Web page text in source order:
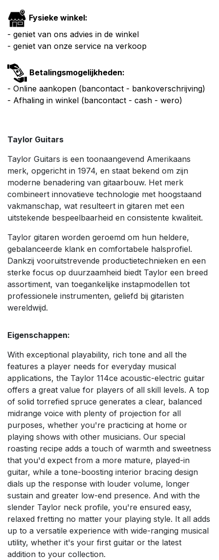
Fysieke winkel:
- geniet van ons advies in de winkel
- geniet van onze service na verkoop
Betalingsmogelijkheden:
- Online aankopen (bancontact - bankoverschrijving)
- Afhaling in winkel (bancontact - cash - wero)
Taylor Guitars
Taylor Guitars is een toonaangevend Amerikaans
merk, opgericht in 1974, en staat bekend om zijn
moderne benadering van gitaarbouw. Het merk
combineert innovatieve technologie met hoogstaand
vakmanschap, wat resulteert in gitaren met een
uitstekende bespeelbaarheid en consistente kwaliteit.
Taylor gitaren worden geroemd om hun heldere,
gebalanceerde klank en comfortabele halsprofiel.
Dankzij vooruitstrevende productietechnieken en een
sterke focus op duurzaamheid biedt Taylor een breed
assortiment, van toegankelijke instapmodellen tot
professionele instrumenten, geliefd bij gitaristen
wereldwijd.
Eigenschappen:
With exceptional playability, rich tone and all the
features a player needs for everyday musical
applications, the Taylor 114ce acoustic-electric guitar
offers a great value for players of all skill levels. A top
of solid torrefied spruce generates a clear, balanced
midrange voice with plenty of projection for all
purposes, whether you're practicing at home or
playing shows with other musicians. Our special
roasting recipe adds a touch of warmth and sweetness
that you'd expect from a more mature, played-in
guitar, while a tone-boosting interior bracing design
dials up the response with louder volume, longer
sustain and greater low-end presence. And with the
slender Taylor neck profile, you're ensured easy,
relaxed fretting no matter your playing style. It all adds
up to a versatile experience with wide-ranging musical
utility, whether it's your first guitar or the latest
addition to your collection.